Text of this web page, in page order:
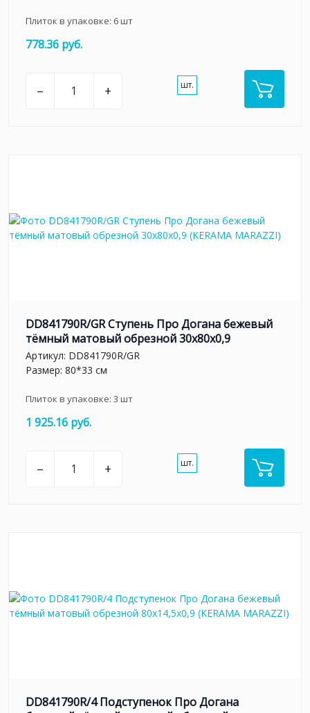
Плиток в упаковке: 6шт
778.36 руб.
– + шт.
DD841790R/GR Ступень Про Догана бежевый
тёмный матовый обрезной 30x80x0,9
Артикул: DD841790R/GR
Размер: 80*33 см
Плиток в упаковке: 3 шт
1 925.16 руб.
– + шт.
DD841790R/4 Подступенок Про Догана